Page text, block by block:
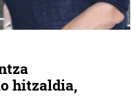
hitzaldia,